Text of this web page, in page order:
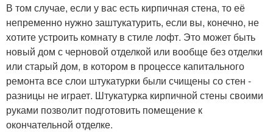
В том случае, если у вас есть кирпичная стена, то её
непременно нужно заштукатурить, если вы, конечно, не
хотите устроить комнату в стиле лофт. Это может быть
новый дом с черновой отделкой или вообще без отделки
или старый дом, в котором в процессе капитального
ремонта все слои штукатурки были счищены со стен -
разницы не играет. Штукатурка кирпичной стены своими
руками позволит подготовить помещение к
окончательной отделке.